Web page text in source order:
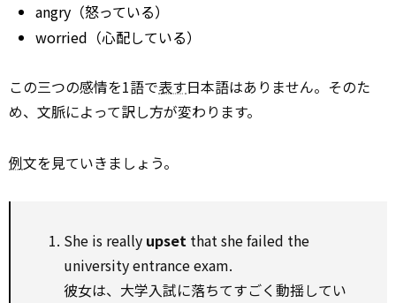
angry（怒っている）
worried（心配している）
この三つの感情を1語で表す日本語はありません。そのた
め、文脈によって訳し方が変わります。
例文を見ていきましょう。
She is really upset that she failed the
university entrance exam.
彼女は、大学入試に落ちてすごく動揺してい